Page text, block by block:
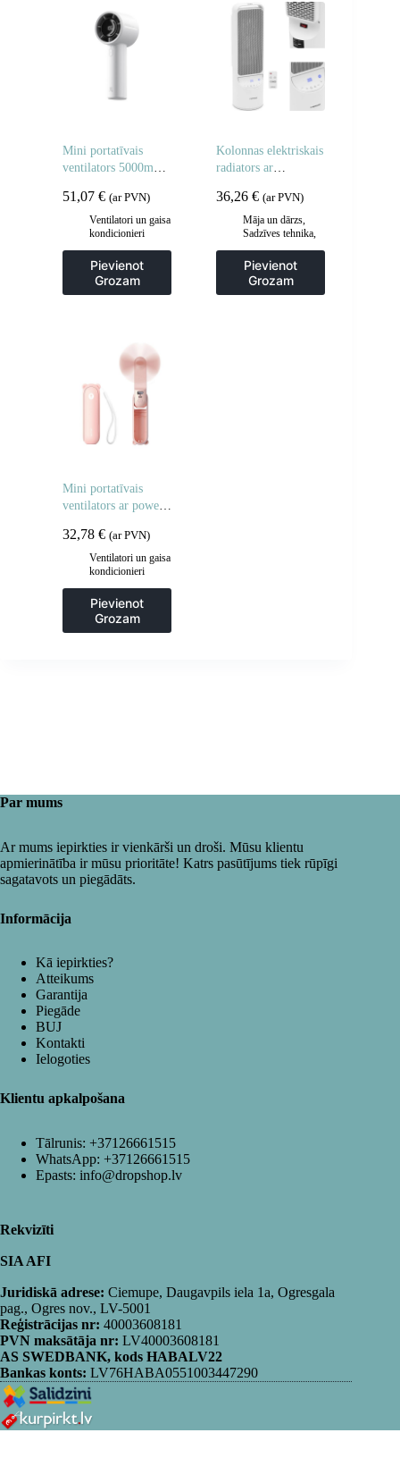
Mini portatīvais
ventilators 5000mAh
51,07 € (ar PVN)
Ventilatori un gaisa
kondicionieri
Pievienot
Grozam
Kolonnas elektriskais
radiators ar
36,26€ (ar PVN)
Māja un dārzs,
Sadzīves tehnika,
kondicionieri
Pievienot
Grozam
Mini portatīvais
ventilators ar power
lukturīti, salokāms,
4500mAh USB-C –
32,78 € (ar PVN)
Ventilatori un gaisa
kondicionieri
Pievienot
Grozam
Par mums
Ar mums iepirkties ir vienkārši un droši. Mūsu klientu
apmierinātība ir mūsu prioritāte! Katrs pasūtījums tiek rūpīgi
sagatavots un piegādāts.
Informācija
Kā iepirkties?
Atteikums
Garantija
Piegāde
BUJ
Kontakti
Ielogoties
Klientu apkalpošana
Tālrunis: +37126661515
WhatsApp: +37126661515
Epasts: info@dropshop.lv
Rekvizīti
SIA AFI
Juridiskā adrese: Ciemupe, Daugavpils iela 1a, Ogresgala
pag., Ogres nov., LV-5001
Reģistrācijas nr: 40003608181
PVN maksātāja nr: LV40003608181
AS SWEDBANK, kods HABALV22
Bankas konts: LV76HABA0551003447290